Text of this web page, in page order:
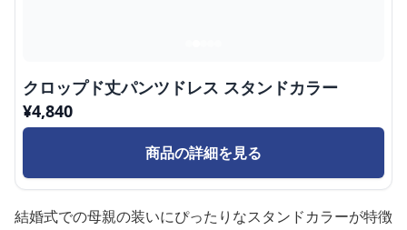
クロップド丈パンツドレス スタンドカラー
¥4,840
商品の詳細を見る
結婚式での母親の装いにぴったりなスタンドカラーが特徴